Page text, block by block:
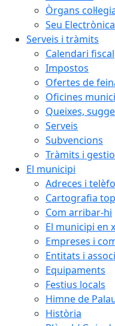
Òrgans
Seu Electrònica
Serveis i tràmits
Calendari fiscal
Impostos
Ofertes de
Oficines
Queixes,
Serveis
Subvencions
Tràmits i
El municipi
Adreces i
Cartografia
Com arribar-hi
El municipi en
Empreses i
Entitats i
Equipaments
Festius locals
Himne de
Història